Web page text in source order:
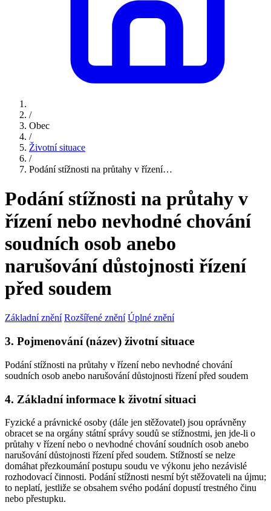
/
Obec
/
Životní situace
/
Podání stížnosti na průtahy v řízení…
Podání stížnosti na průtahy v
řízení nebo nevhodné chování
soudních osob anebo
narušování důstojnosti řízení
před soudem
Základní znění Rozšířené znění Úplné znění
3. Pojmenování (název) životní situace
Podání stížnosti na průtahy v řízení nebo nevhodné chování
soudních osob anebo narušování důstojnosti řízení před soudem
4. Základní informace k životní situaci
Fyzické a právnické osoby (dále jen stěžovatel) jsou oprávněny
obracet se na orgány státní správy soudů se stížnostmi, jen jde-li o
průtahy v řízení nebo o nevhodné chování soudních osob anebo
narušování důstojnosti řízení před soudem. Stížností se nelze
domáhat přezkoumání postupu soudu ve výkonu jeho nezávislé
rozhodovací činnosti. Podání stížnosti nesmí být stěžovateli na újmu;
to neplatí, jestliže se obsahem svého podání dopustí trestného činu
nebo přestupku.